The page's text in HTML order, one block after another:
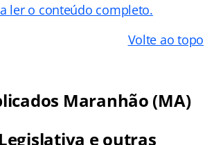
ler o conteúdo completo.
Volte ao topo
Maranhão (MA)
e outras